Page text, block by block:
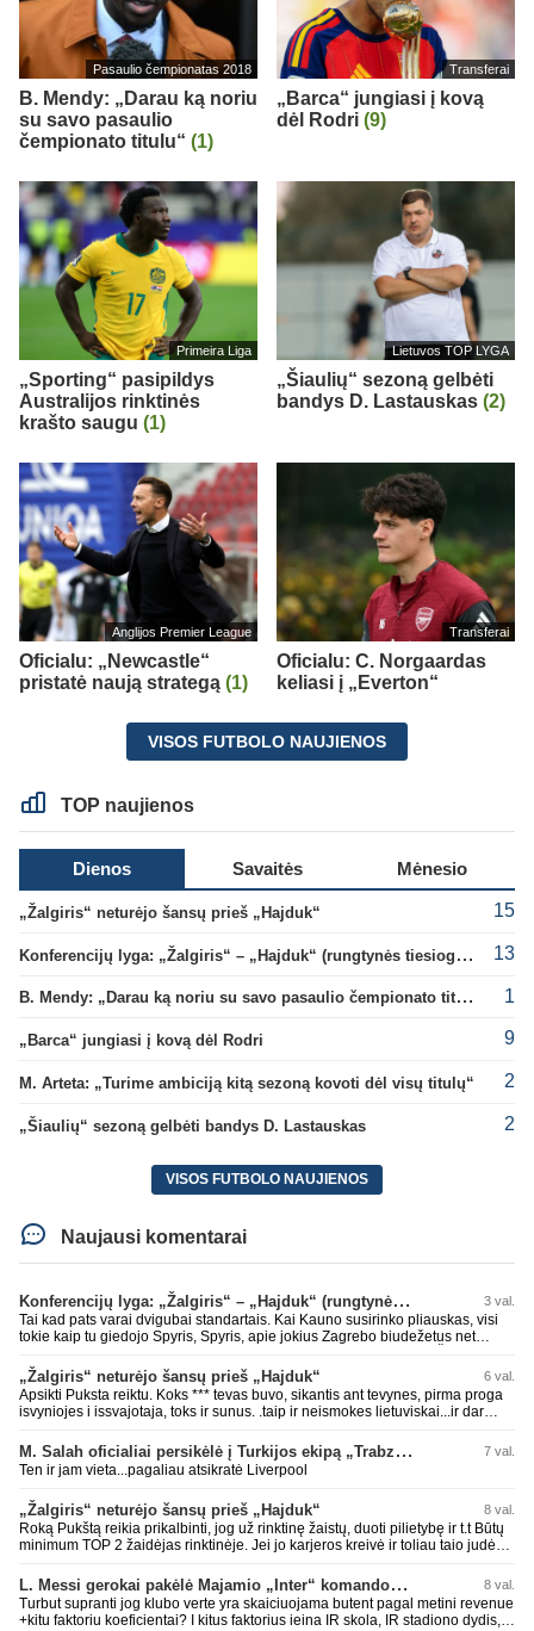
Pasaulio čempionatas 2018
B. Mendy: „Darau ką noriu
su savo pasaulio
čempionato titulu“ (1)
Transferai
„Barca“ jungiasi į kovą
dėl Rodri (9)
Primeira Liga
„Sporting“ pasipildys
Australijos rinktinės
krašto saugu (1)
Lietuvos TOP LYGA
„Šiaulių“ sezoną gelbėti
bandys D. Lastauskas (2)
Anglijos Premier League
Oficialu: „Newcastle“
pristatė naują strategą (1)
Transferai
Oficialu: C. Norgaardas
keliasi į „Everton“
VISOS FUTBOLO NAUJIENOS
TOP naujienos
Dienos Savaitės Mėnesio
„Žalgiris“ neturėjo šansų prieš „Hajduk“ 15
Konferencijų lyga: „Žalgiris“ – „Hajduk“ (rungtynės tiesiogiai) 13
B. Mendy: „Darau ką noriu su savo pasaulio čempionato titulu“ 1
„Barca“ jungiasi į kovą dėl Rodri 9
M. Arteta: „Turime ambiciją kitą sezoną kovoti dėl visų titulų“ 2
„Šiaulių“ sezoną gelbėti bandys D. Lastauskas 2
VISOS FUTBOLO NAUJIENOS
Naujausi komentarai
Konferencijų lyga: „Žalgiris“ – „Hajduk“ (rungtynės tiesiogiai) 3 val.
Tai kad pats varai dvigubai standartais. Kai Kauno susirinko pliauskas, visi
tokie kaip tu giedojo Spyris, Spyris, apie jokius Zagrebo biudežetus net
daug didesnis. Tfu ant tokių.
„Žalgiris“ neturėjo šansų prieš „Hajduk“ 6 val.
Apsikti Puksta reiktu. Koks *** tevas buvo, sikantis ant tevynes, pirma proga
isvyniojes i issvajotaja, toks ir sunus. .taip ir neismokes lietuviskai...ir dar
laurynas ikalbins
M. Salah oficialiai persikėlė į Turkijos ekipą „Trabzonspor“ 7 val.
Ten ir jam vieta...pagaliau atsikratė Liverpool
„Žalgiris“ neturėjo šansų prieš „Hajduk“ 8 val.
Roką Pukštą reikia prikalbinti, jog už rinktinę žaistų, duoti pilietybę ir t.t Būtų
minimum TOP 2 žaidėjas rinktinėje. Jei jo karjeros kreivė ir toliau taio judės,
L. Messi gerokai pakėlė Majamio „Inter“ komandos vertę 8 val.
Turbut supranti jog klubo verte yra skaiciuojama butent pagal metini revenue
+kitu faktoriu koeficientai? I kitus faktorius ieina IR skola, IR stadiono dydis,